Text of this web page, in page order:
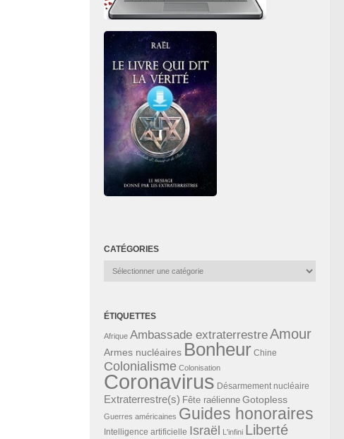
CATÉGORIES
Catégories
ÉTIQUETTES
Afrique Ambassade extraterrestreAmour
Armes nucléaires Bonheur Chine
Colonialisme Colonisation
Coronavirus Désarmement nucléaire
Extraterrestre(s) Fête raélienne Gotopless
Guerres américaines Guides honoraires
Intelligence artificielle Israël L'infini Liberté